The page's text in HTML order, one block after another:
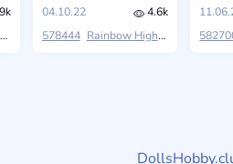
MGA Entertainment Rainbow Vision
04.10.22
4.6k
578444 Rainbow High MGA